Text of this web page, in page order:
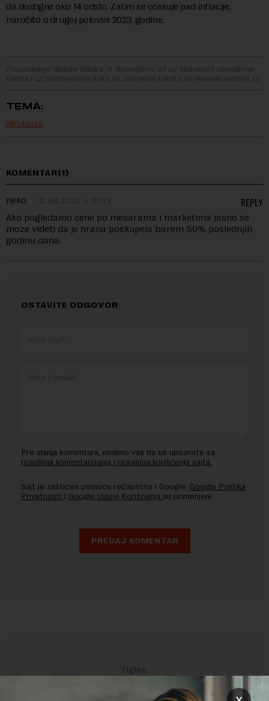
da dostigne oko 14 odsto. Zatim se očekuje pad inflacije,
naročito u drugoj polovini 2023. godine.
Preuzimanje delova teksta je dozvoljeno, ali uz obavezno navođenje
izvora i uz postavljanje linka ka izvornom tekstu na novaekonomija.rs
TEMA:
INFLACIJA
KOMENTAR(1)
neko 12.09.2022. u 19:03
Ako pogledamo cene po mesarama i marketima jasno se
moze videti da je hrana poskupela barem 50% poslednjih
godinu dana.
REPLY
OSTAVITE ODGOVOR
Pre slanja komentara, molimo vas da se upoznate sa
pravilima komentarisanja i pravilima korišćenja sajta.
Sajt je zaštićen pomocu reCaptcha i Google. Google Politika
Privatnosti i Google Uslovi Korišćenja su primenjeni.